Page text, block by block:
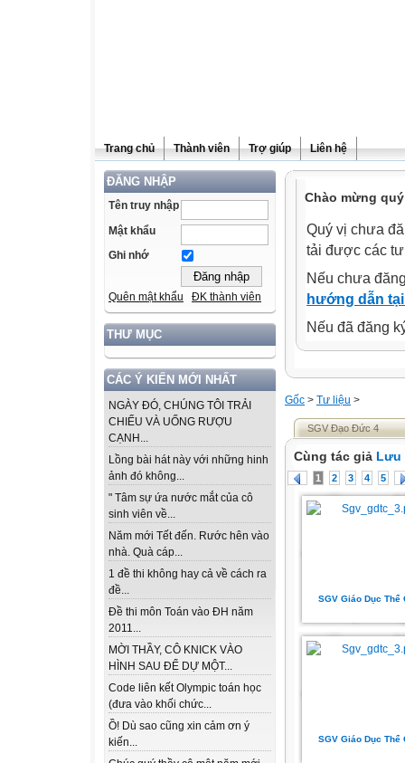
Trang chủ Thành viên Trợ giúp Liên hệ
ĐĂNG NHẬP
Tên truy nhập
Mật khẩu
Ghi nhớ
Quên mật khẩu ĐK thành viên
THƯ MỤC
CÁC Ý KIẾN MỚI NHẤT
NGÀY ĐÓ, CHÚNG TÔI TRẢI
CHIẾU VÀ UỐNG RƯỢU
CẠNH...
Lồng bài hát này với những hinh
ảnh đó không...
" Tâm sự ứa nước mắt của cô
sinh viên về...
Năm mới Tết đến. Rước hên vào
nhà. Quà cáp...
1 đề thi không hay cả về cách ra
đề...
Đề thi môn Toán vào ĐH năm
2011...
MỜI THẦY, CÔ KNICK VÀO
HÌNH SAU ĐỂ DỰ MỘT...
Code liên kết Olympic toán học
(đưa vào khối chức...
Ồ! Dù sao cũng xin cảm ơn ý
kiến...
Chào mừng
Quý vị chưa
tải được các
Nếu chưa
hướng dẫn
Nếu đã đăng
Gốc > Tư liệu >
SGV Đạo Đức 4
Cùng tác giả Lưu
1 2 3 4 5
SGV Giáo Dục Thể
SGV Giáo Dục Thể